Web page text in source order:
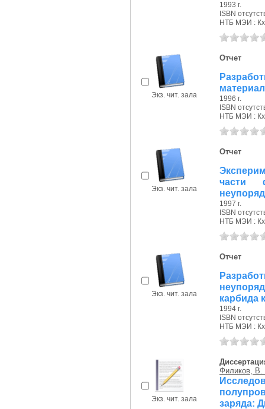
1993 г.
ISBN
НТБ МЭИ : Кх
Экз. чит. зала
Отчет
1996 г.
ISBN
НТБ МЭИ : Кх
Экз. чит. зала
Отчет
части
1997 г.
ISBN
НТБ МЭИ : Кх
Экз. чит. зала
Отчет
карбида
1994 г.
ISBN
НТБ МЭИ : Кх
Экз. чит. зала
Филиков, В.
заряда: